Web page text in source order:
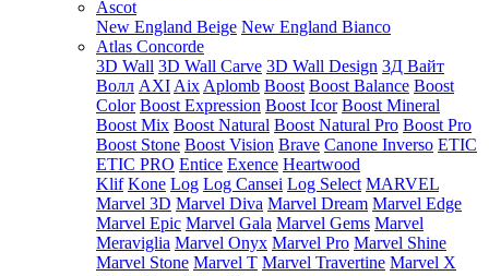
Ascot
New England Beige New England Bianco
Atlas Concorde
3D Wall 3D Wall Carve 3D Wall Design 3Д Вайт
Волл AXI Aix Aplomb Boost Boost Balance Boost
Color Boost Expression Boost Icor Boost Mineral
Boost Mix Boost Natural Boost Natural Pro Boost Pro
Boost Stone Boost Vision Brave Canone Inverso ETIC
ETIC PRO Entice Exence Heartwood
Klif Kone Log Log Cansei Log Select MARVEL
Marvel 3D Marvel Diva Marvel Dream Marvel Edge
Marvel Epic Marvel Gala Marvel Gems Marvel
Meraviglia Marvel Onyx Marvel Pro Marvel Shine
Marvel Stone Marvel T Marvel Travertine Marvel X